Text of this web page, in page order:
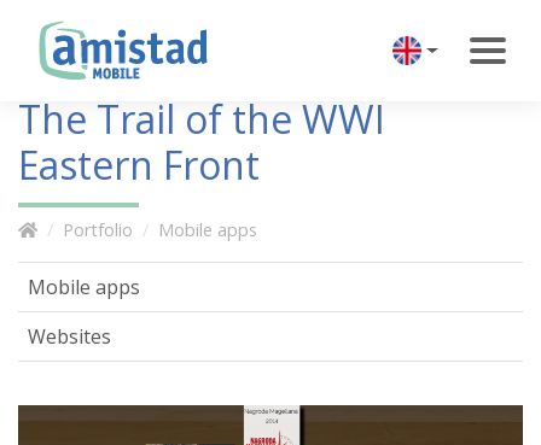
The Trail of the WWI
Eastern Front
Portfolio Mobile apps
Mobile apps
Websites